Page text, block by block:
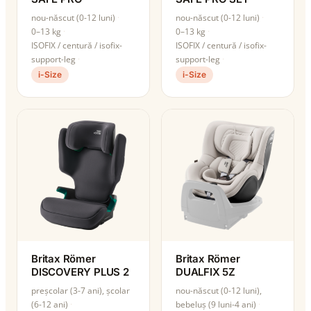
nou-născut (0-12 luni)
0–13 kg
ISOFIX / centură / isofix-
support-leg
i-Size
nou-născut (0-12 luni)
0–13 kg
ISOFIX / centură / isofix-
support-leg
i-Size
Britax Römer
DISCOVERY PLUS 2
preșcolar (3-7 ani), școlar
(6-12 ani)
Britax Römer
DUALFIX 5Z
nou-născut (0-12 luni),
bebeluș (9 luni-4 ani)